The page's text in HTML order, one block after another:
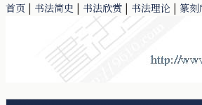
首页 | 书法简史 | 书法欣赏 | 书法理论 | 篆刻